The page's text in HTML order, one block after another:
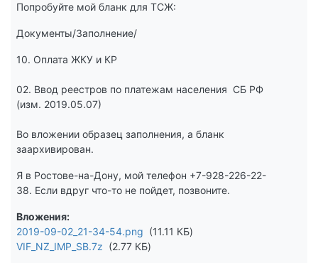
Попробуйте мой бланк для ТСЖ:
Документы/Заполнение/
10. Оплата ЖКУ и КР
02. Ввод реестров по платежам населения СБ РФ
(изм. 2019.05.07)
Во вложении образец заполнения, а бланк
заархивирован.
Я в Ростове-на-Дону, мой телефон +7-928-226-22-
38. Если вдруг что-то не пойдет, позвоните.
Вложения
2019-09-02_21-34-54.png
11.11 КБ
VIF_NZ_IMP_SB.7z
2.77 КБ